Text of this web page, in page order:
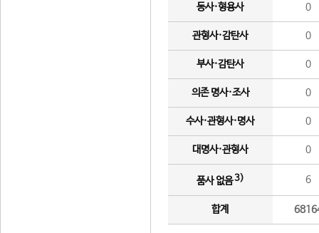
동사·형용사 0
관형사·감탄사 0
부사·감탄사 0
의존 명사·조사 0
수사·관형사·명사 0
대명사·관형사 0
품사 없음3) 6
합계